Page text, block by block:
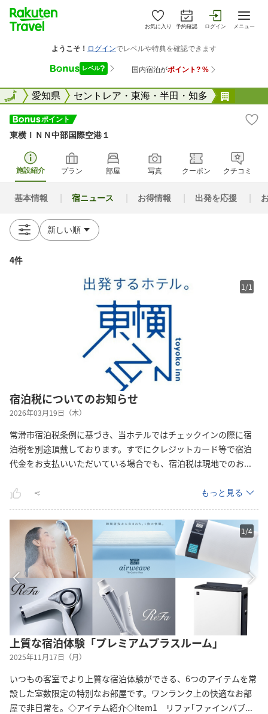
お気に入り 予約確認 ログイン メニュー
全国愛知県 セントレア・東海・半田・知多
全国
東横ＩＮＮ中部国際空港１
施設紹介 プラン 部屋 写真 クーポン クチコミ
基本情報 宿ニュース お得情報 出発を応援
4件
1 /1
宿泊税についてのお知らせ
2026年03月19日（木）
常滑市宿泊税条例に基づき、当ホテルではチェックインの際に宿
泊税を別途頂戴しております。すでにクレジットカード等で宿泊
代金をお支払いいただいている場合でも、宿泊税は現地でのお...
もっと見る
1/4
上質な宿泊体験「プレミアムプラスルーム」
2025年11月17日（月）
いつもの客室でより上質な宿泊体験ができる、6つのアイテムを常
設した室数限定の特別なお部屋です。ワンランク上の快適なお部
屋で非日常を。◇アイテム紹介◇Item1 リファ｢ファインバブ...